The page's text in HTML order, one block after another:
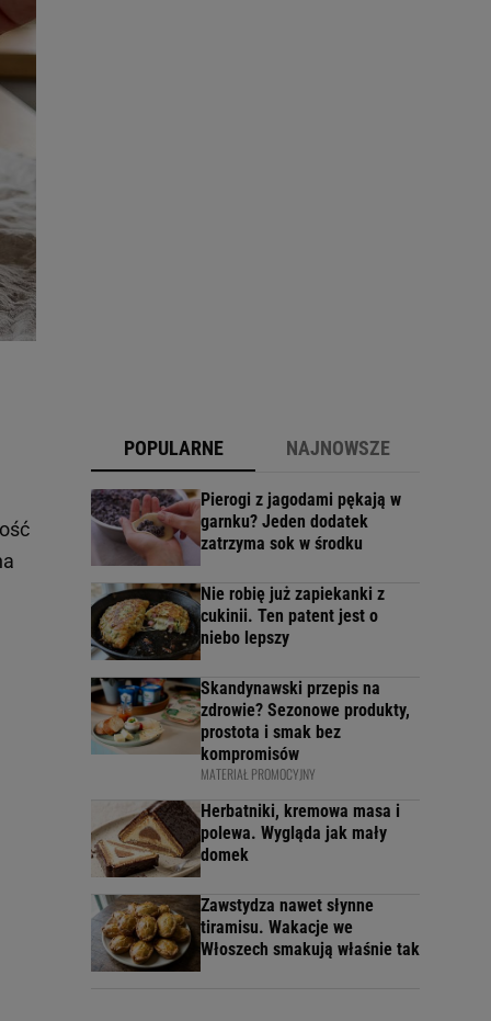
POPULARNE NAJNOWSZE
Pierogi z jagodami pękają w
garnku? Jeden dodatek
zatrzyma sok w środku
Nie robię już zapiekanki z
cukinii. Ten patent jest o
niebo lepszy
Skandynawski przepis na
zdrowie? Sezonowe produkty,
prostota i smak bez
kompromisów
MATERIAŁ PROMOCYJNY
Herbatniki, kremowa masa i
polewa. Wygląda jak mały
domek
Zawstydza nawet słynne
tiramisu. Wakacje we
Włoszech smakują właśnie tak